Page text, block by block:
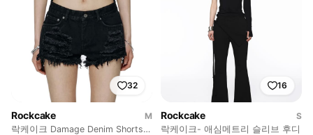
32
Rockcake
M
락케이크 Damage Denim Shorts
16
Rockcake
S
락케이크- 애심메트리 슬리브 후디